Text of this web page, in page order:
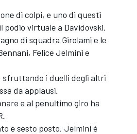
di colpi, e uno di questi
virtuale a Davidovski.
di squadra Girolami e le
Felice Jelmini e
sfruttando i duelli degli altri
da applausi.
e al penultimo giro ha
e sesto posto, Jelmini è